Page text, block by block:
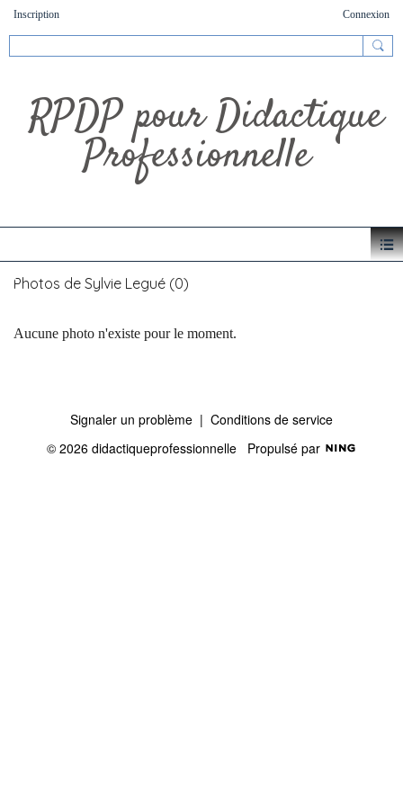
Inscription Connexion
RPDP pour Didactique
Professionnelle
Photos de Sylvie Legué (0)
Aucune photo n'existe pour le moment.
Signaler un problème | Conditions de service
© 2026 didactiqueprofessionnelle Propulsé par